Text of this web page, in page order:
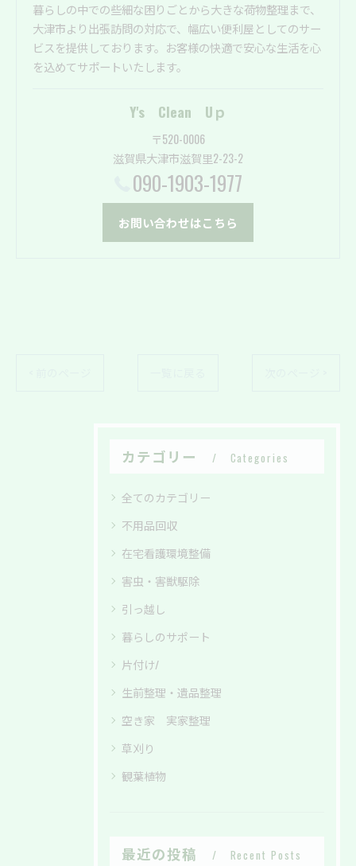
暮らしの中での些細な困りごとから大きな荷物整理まで、
大津市より出張訪問の対応で、幅広い便利屋としてのサー
ビスを提供しております。お客様の快適で安心な生活を心
を込めてサポートいたします。
Y's Clean Uｐ
〒520-0006
滋賀県大津市滋賀里2-23-2
090-1903-1977
お問い合わせはこちら
カテゴリー Categories
全てのカテゴリー
不用品回収
在宅看護環境整備
害虫・害獣駆除
引っ越し
暮らしのサポート
片付け/
生前整理・遺品整理
空き家 実家整理
草刈り
観葉植物
最近の投稿 Recent Posts